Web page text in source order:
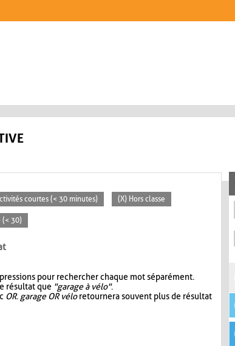
courtes (< 30 minutes) (X) Hors classe
(< 30)
pour rechercher chaque mot séparément.
résultat que "garage à vélo".
OR. garage OR véloretournera souvent plus de résultat